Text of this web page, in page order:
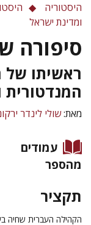
היסטוריה
ומדינת ישראל
סיפורה
ראשיתו של
המנדטורית
מאת:שולי לינדר
עמודים
מהספר
תקציר
הקהילה העברית שחיה